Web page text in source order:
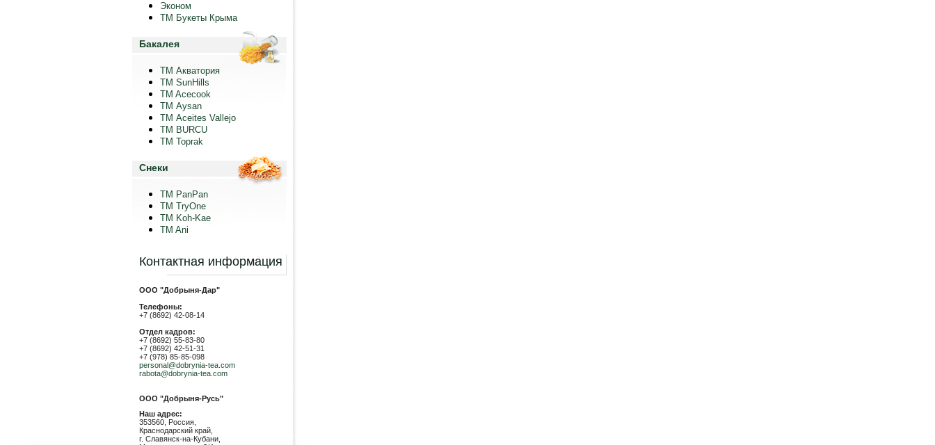
Эконом
ТМ Букеты Крыма
Бакалея
ТМ Акватория
ТМ SunHills
TM Acecook
ТМ Aysan
ТМ Aceites Vallejo
TM BURCU
TM Toprak
Снеки
TM PanPan
ТМ TryOne
ТМ Koh-Kae
TM Ani
Контактная информация
ООО "Добрыня-Дар"
Телефоны:
+7 (8692) 42-08-14
Отдел кадров:
+7 (8692) 55-83-80
+7 (8692) 42-51-31
+7 (978) 85-85-098
personal@dobrynia-tea.com
rabota@dobrynia-tea.com
ООО "Добрыня-Русь"
Наш адрес:
353560, Россия,
Краснодарский край,
г. Славянск-на-Кубани,